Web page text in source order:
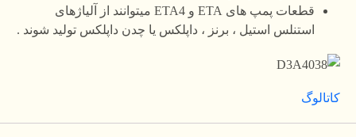
قطعات پمپ های ETA و ETA4 میتوانند از آلیاژهای
استنلس استیل ، برنز ، داپلکس یا چدن داپلکس تولید شوند .
کاتالوگ